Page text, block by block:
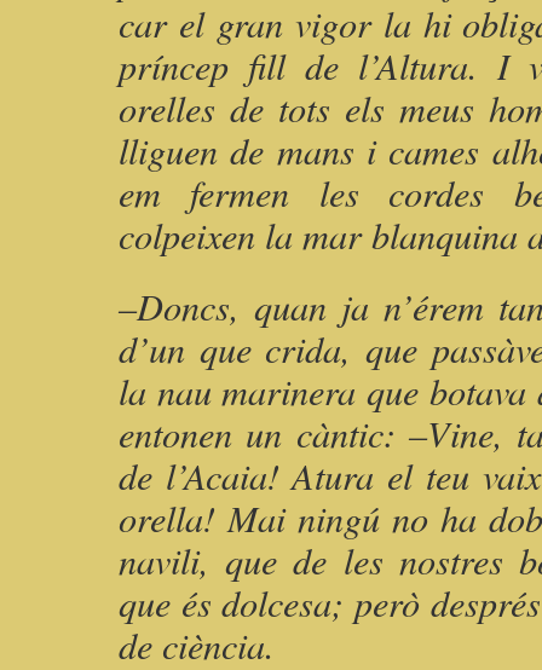
car el gran vigor la hi
príncep fill de l’Altura. I
orelles de tots els meus
lliguen de mans i cames
em fermen les cordes
colpeixen la mar blanquina
–Doncs, quan ja n’érem
d’un que crida, que
la nau marinera que
entonen un càntic: –Vine,
de l’Acaia! Atura el teu
orella! Mai ningú no ha
navili, que de les nostres
que és dolcesa; però
de ciència.